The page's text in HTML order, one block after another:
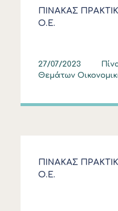
ΠΙΝΑΚΑΣ
Ο.Ε.
27/07/2023
Θεμάτων
ΠΙΝΑΚΑΣ
Ο.Ε.